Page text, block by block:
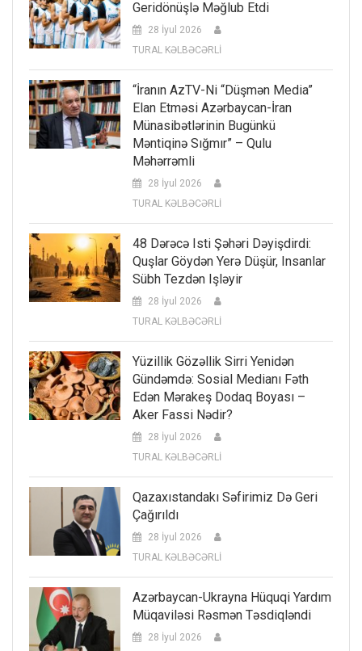
Geridönüşlə Məğlub Etdi
28 İyul 2026
TURAL KƏLBƏCƏRLİ
“İranın AzTV-Ni “düşmən Media”
Elan Etməsi Azərbaycan-İran
Münasibətlərinin Bugünkü
Məntiqinə Sığmır” – Qulu
Məhərrəmli
28 İyul 2026
TURAL KƏLBƏCƏRLİ
48 Dərəcə Isti Şəhəri Dəyişdirdi:
Quşlar Göydən Yerə Düşür, Insanlar
Sübh Tezdən Işləyir
28 İyul 2026
TURAL KƏLBƏCƏRLİ
Yüzillik Gözəllik Sirri Yenidən
Gündəmdə: Sosial Medianı Fəth
Edən Mərakeş Dodaq Boyası –
Aker Fassi Nədir?
28 İyul 2026
TURAL KƏLBƏCƏRLİ
Qazaxıstandakı Səfirimiz Də Geri
Çağırıldı
28 İyul 2026
TURAL KƏLBƏCƏRLİ
Azərbaycan-Ukrayna Hüquqi Yardım
Müqaviləsi Rəsmən Təsdiqləndi
28 İyul 2026